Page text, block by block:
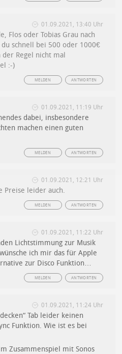
01.09.2021, 13:40 Uhr
Flos oder Tobias Grau nach
schnell bei 500 oder 1000€
Regel nicht mal
:-)
ANTWORTEN
MELDEN
01.09.2021, 11:19 Uhr
dabei, insbesondere
machen einen guten
ANTWORTEN
MELDEN
01.09.2021, 12:21 Uhr
Preise leider auch.
ANTWORTEN
MELDEN
01.09.2021, 11:22 Uhr
Lichtstimmung zur Musik
ich mir das für Apple
zur Disco Funktion…
ANTWORTEN
MELDEN
01.09.2021, 11:24 Uhr
Tab leider keinen
Funktion. Wie ist es bei
Zusammenspiel mit Sonos